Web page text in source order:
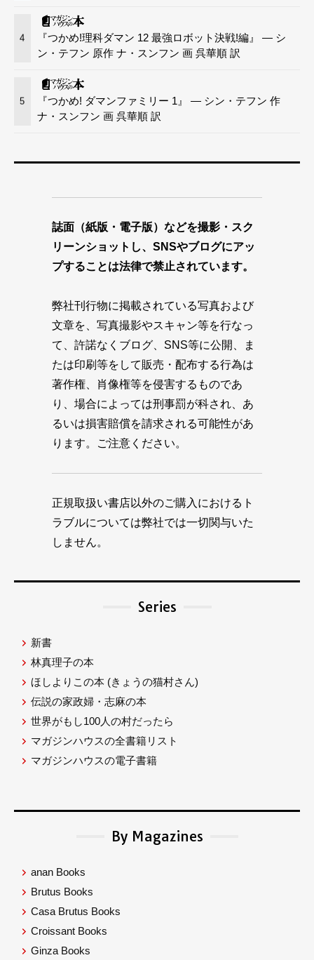
4
『つかめ!理科ダマン 12 最強ロボット決戦!編』 — シ
ン・テフン 原作 ナ・スンフン 画 呉華順 訳
5
『つかめ! ダマンファミリー 1』 — シン・テフン 作
ナ・スンフン 画 呉華順 訳
誌面（紙版・電子版）などを撮影・スク
リーンショットし、SNSやブログにアッ
プすることは法律で禁止されています。
弊社刊行物に掲載されている写真および
文章を、写真撮影やスキャン等を行なっ
て、許諾なくブログ、SNS等に公開、ま
たは印刷等をして販売・配布する行為は
著作権、肖像権等を侵害するものであ
り、場合によっては刑事罰が科され、あ
るいは損害賠償を請求される可能性があ
ります。ご注意ください。
正規取扱い書店以外のご購入におけるト
ラブルについては弊社では一切関与いた
しません。
Series
新書
林真理子の本
ほしよりこの本 (きょうの猫村さん)
伝説の家政婦・志麻の本
世界がもし100人の村だったら
マガジンハウスの全書籍リスト
マガジンハウスの電子書籍
By Magazines
anan Books
Brutus Books
Casa Brutus Books
Croissant Books
Ginza Books